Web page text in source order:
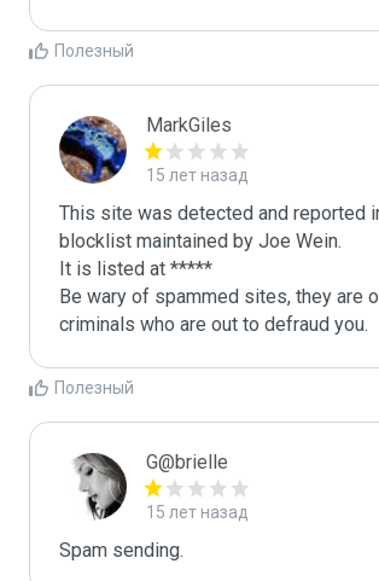
Полезный
MarkGiles
15 лет назад
This site was detected and reported
blocklist maintained by Joe Wein.
It is listed at *****
Be wary of spammed sites, they are
criminals who are out to defraud you.
Полезный
G@brielle
15 лет назад
Spam sending.